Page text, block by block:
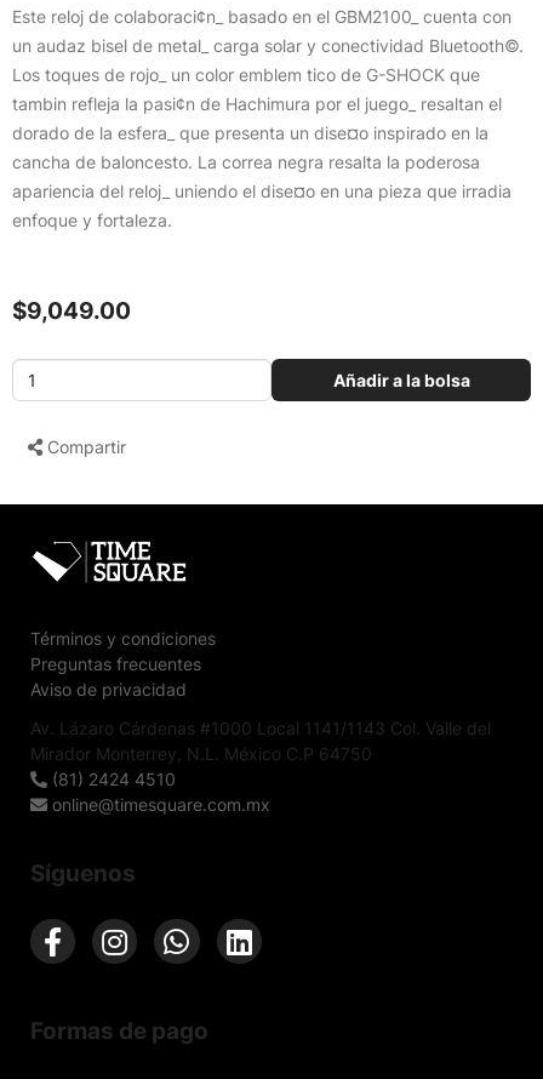
Este reloj de colaboraci¢n_ basado en el GBM2100_ cuenta con
un audaz bisel de metal_ carga solar y conectividad Bluetooth©.
Los toques de rojo_ un color emblem tico de G-SHOCK que
tambin refleja la pasi¢n de Hachimura por el juego_ resaltan el
dorado de la esfera_ que presenta un dise¤o inspirado en la
cancha de baloncesto. La correa negra resalta la poderosa
apariencia del reloj_ uniendo el dise¤o en una pieza que irradia
enfoque y fortaleza.
$9,049.00
Añadir a la bolsa
Compartir
Términos y condiciones
Preguntas frecuentes
Aviso de privacidad
Av. Lázaro Cárdenas #1000 Local 1141/1143 Col. Valle del
Mirador Monterrey, N.L. México C.P 64750
(81) 2424 4510
online@timesquare.com.mx
Síguenos
Formas de pago